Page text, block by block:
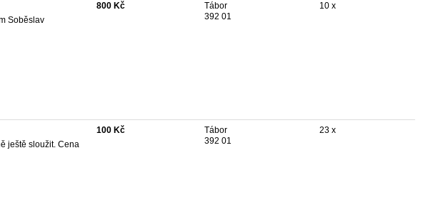
Soběslav
800 Kč
Tábor
392 01
10 x
ještě sloužit. Cena
100 Kč
Tábor
392 01
23 x